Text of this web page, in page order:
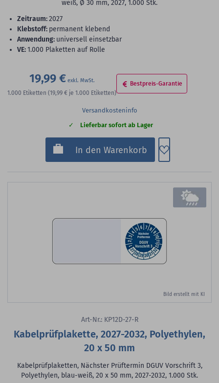
weiß, Ø 30 mm, 2027, 1.000 Stk.
Zeitraum:2027
Klebstoff: permanent klebend
Anwendung: universell einsetzbar
VE:1.000 Plaketten auf Rolle
19,99 €
1.000 Etiketten (19,99 € je 1.000 Etiketten)
Bestpreis-Garantie
Versandkosteninfo
Lieferbar sofort ab Lager
In den Warenkorb Zum
Bild erstellt mit KI
Art-Nr.: KP12D-27-R
Kabelprüfplakette, 2027-2032, Polyethylen,
20 x 50 mm
Kabelprüfplaketten, Nächster Prüftermin DGUV Vorschrift 3,
Polyethylen, blau-weiß, 20 x 50 mm, 2027-2032, 1.000 Stk.